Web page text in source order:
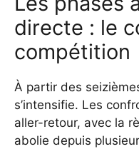
directe : le
compétition
À partir des
s’intensifie. Les
aller-retour, avec la
abolie depuis